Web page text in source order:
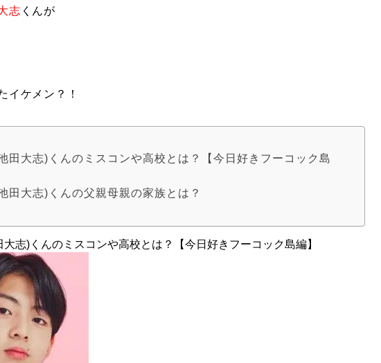
志 くんが
イケメン？！
大志)くんのミスコンや高校とは？【今日好きフーコック島
大志)くんの父親母親の家族とは？
志)くんのミスコンや高校とは？【今日好きフーコック島編】